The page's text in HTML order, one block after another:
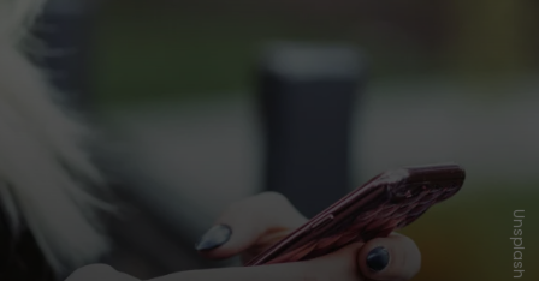
Unsplash